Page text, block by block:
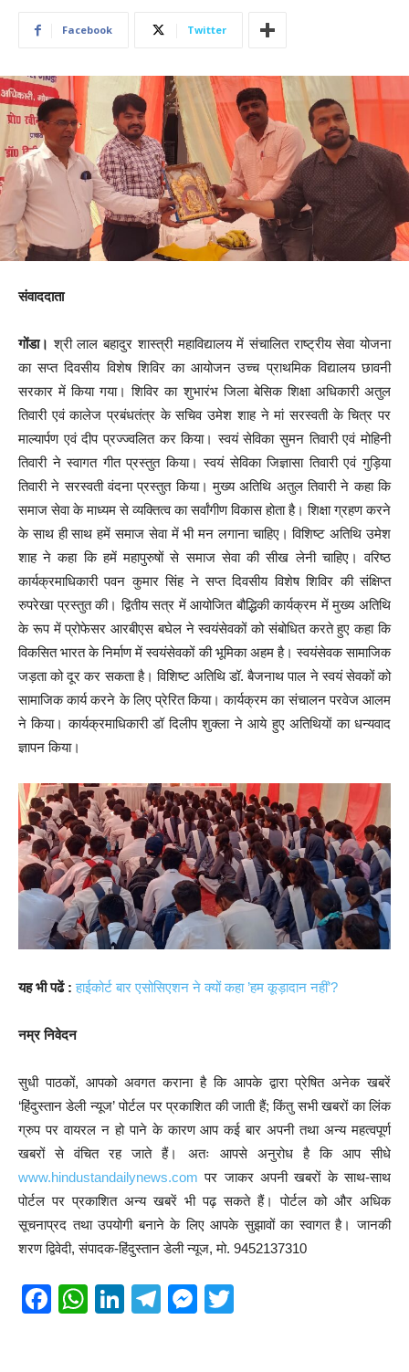
Facebook Twitter
संवाददाता
गोंडा। श्री लाल बहादुर शास्त्री महाविद्यालय में संचालित राष्ट्रीय सेवा योजना
का सप्त दिवसीय विशेष शिविर का आयोजन उच्च प्राथमिक विद्यालय छावनी
सरकार में किया गया। शिविर का शुभारंभ जिला बेसिक शिक्षा अधिकारी अतुल
तिवारी एवं कालेज प्रबंधतंत्र के सचिव उमेश शाह ने मां सरस्वती के चित्र पर
माल्यार्पण एवं दीप प्रज्ज्वलित कर किया। स्वयं सेविका सुमन तिवारी एवं मोहिनी
तिवारी ने स्वागत गीत प्रस्तुत किया। स्वयं सेविका जिज्ञासा तिवारी एवं गुड़िया
तिवारी ने सरस्वती वंदना प्रस्तुत किया। मुख्य अतिथि अतुल तिवारी ने कहा कि
समाज सेवा के माध्यम से व्यक्तित्व का सर्वांगीण विकास होता है। शिक्षा ग्रहण करने
के साथ ही साथ हमें समाज सेवा में भी मन लगाना चाहिए। विशिष्ट अतिथि उमेश
शाह ने कहा कि हमें महापुरुषों से समाज सेवा की सीख लेनी चाहिए। वरिष्ठ
कार्यक्रमाधिकारी पवन कुमार सिंह ने सप्त दिवसीय विशेष शिविर की संक्षिप्त
रुपरेखा प्रस्तुत की। द्वितीय सत्र में आयोजित बौद्धिकी कार्यक्रम में मुख्य अतिथि
के रूप में प्रोफेसर आरबीएस बघेल ने स्वयंसेवकों को संबोधित करते हुए कहा कि
विकसित भारत के निर्माण में स्वयंसेवकों की भूमिका अहम है। स्वयंसेवक सामाजिक
जड़ता को दूर कर सकता है। विशिष्ट अतिथि डॉ. बैजनाथ पाल ने स्वयं सेवकों को
सामाजिक कार्य करने के लिए प्रेरित किया। कार्यक्रम का संचालन परवेज आलम
ने किया। कार्यक्रमाधिकारी डॉ दिलीप शुक्ला ने आये हुए अतिथियों का धन्यवाद
ज्ञापन किया।
यह भी पढें : हाईकोर्ट बार एसोसिएशन ने क्यों कहा ’हम कूड़ादान नहीं’?
नम्र निवेदन
सुधी पाठकों, आपको अवगत कराना है कि आपके द्वारा प्रेषित अनेक खबरें
‘हिंदुस्तान डेली न्यूज’ पोर्टल पर प्रकाशित की जाती हैं; किंतु सभी खबरों का लिंक
ग्रुप पर वायरल न हो पाने के कारण आप कई बार अपनी तथा अन्य महत्वपूर्ण
खबरों से वंचित रह जाते हैं। अतः आपसे अनुरोध है कि आप सीधे
www.hindustandailynews.com पर जाकर अपनी खबरों के साथ-साथ
पोर्टल पर प्रकाशित अन्य खबरें भी पढ़ सकते हैं। पोर्टल को और अधिक
सूचनाप्रद तथा उपयोगी बनाने के लिए आपके सुझावों का स्वागत है। जानकी
शरण द्विवेदी, संपादक-हिंदुस्तान डेली न्यूज, मो. 9452137310
F
W Li
T
M